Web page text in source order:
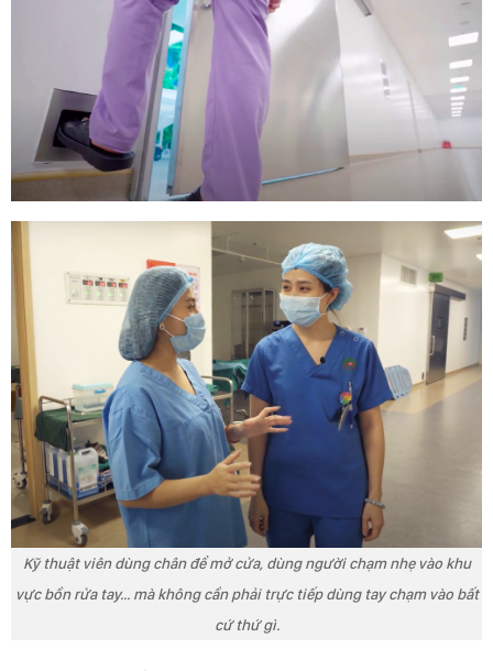
Kỹ thuật viên dùng chân để mở cửa, dùng người chạm nhẹ vào khu
vực bồn rửa tay... mà không cần phải trực tiếp dùng tay chạm vào bất
cứ thứ gì.